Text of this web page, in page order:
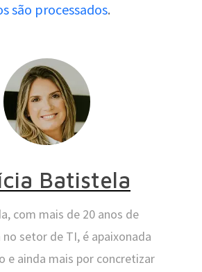
são processados.
Batistela
com mais de 20 anos de
no setor de TI, é apaixonada
e ainda mais por concretizar